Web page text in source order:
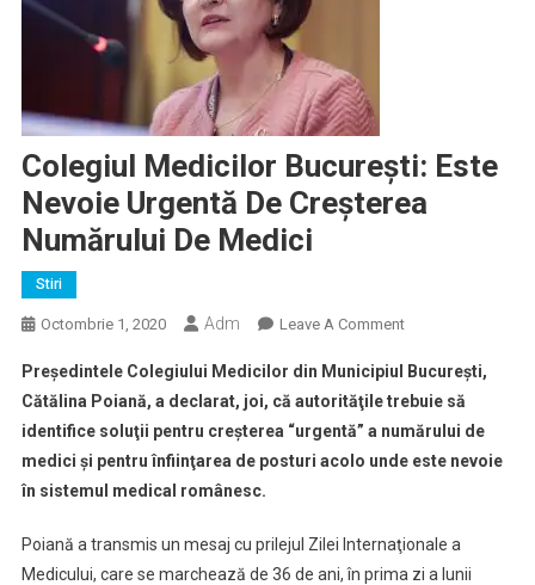
Colegiul Medicilor Bucureşti: Este
Nevoie Urgentă De Creşterea
Numărului De Medici
Stiri
Octombrie 1, 2020 Adm Leave A CommentOn
Medicilor
Bucureşti:
Este
Nevoie
Creşterea
Numărului
Preşedintele Colegiului Medicilor din Municipiul Bucureşti,
Cătălina Poiană, a declarat, joi, că autorităţile trebuie să
identifice soluţii pentru creşterea “urgentă” a numărului de
medici şi pentru înfiinţarea de posturi acolo unde este nevoie
în sistemul medical românesc.
Poiană a transmis un mesaj cu prilejul Zilei Internaţionale a
Medicului, care se marchează de 36 de ani, în prima zi a lunii